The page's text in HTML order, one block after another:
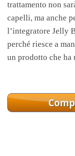
trattamento non
capelli, ma anche
l’integratore Jelly
perché riesce a
un prodotto che ha